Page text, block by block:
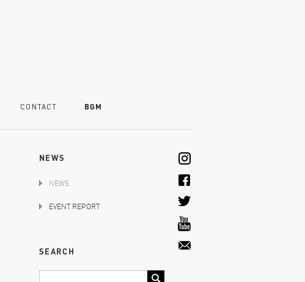
CONTACT BGM
NEWS
NEWS
EVENT REPORT
SEARCH